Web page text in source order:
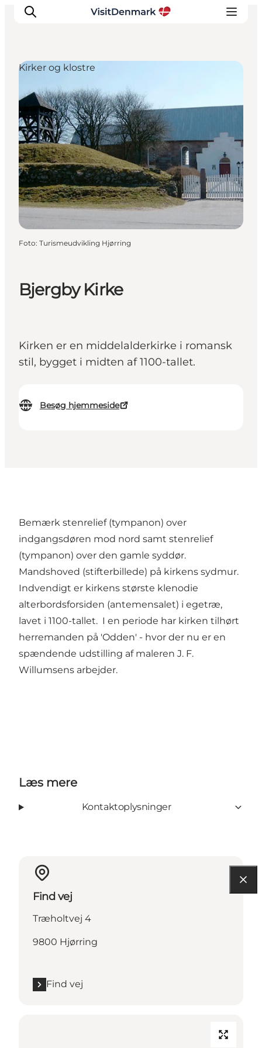
Inspiration
Destinationer
Oplevelser
Overnatning
Planlæg ferien
Bjergby Kirke
Kirken er en middelalderkirke i romansk
stil, bygget i midten af 1100-tallet.
Besøg hjemmeside
Kirker og klostre
Foto: Turismeudvikling Hjørring
Bemærk stenrelief (tympanon) over
indgangsdøren mod nord samt stenrelief
(tympanon) over den gamle syddør.
Mandshoved (stifterbillede) på kirkens sydmur.
Indvendigt er kirkens største klenodie
alterbordsforsiden (antemensalet) i egetræ,
lavet i 1100-tallet. I en periode har kirken tilhørt
herremanden på 'Odden' - hvor der nu er en
spændende udstilling af maleren J. F.
Willumsens arbejder.
Læs mere
Kontaktoplysninger
Find vej
Træholtvej 4
9800 Hjørring
Find vej